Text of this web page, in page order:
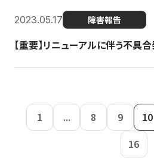
2023.05.17 障害報告
【重要】リニューアルに伴う不具
1 ... 8 9 10
16